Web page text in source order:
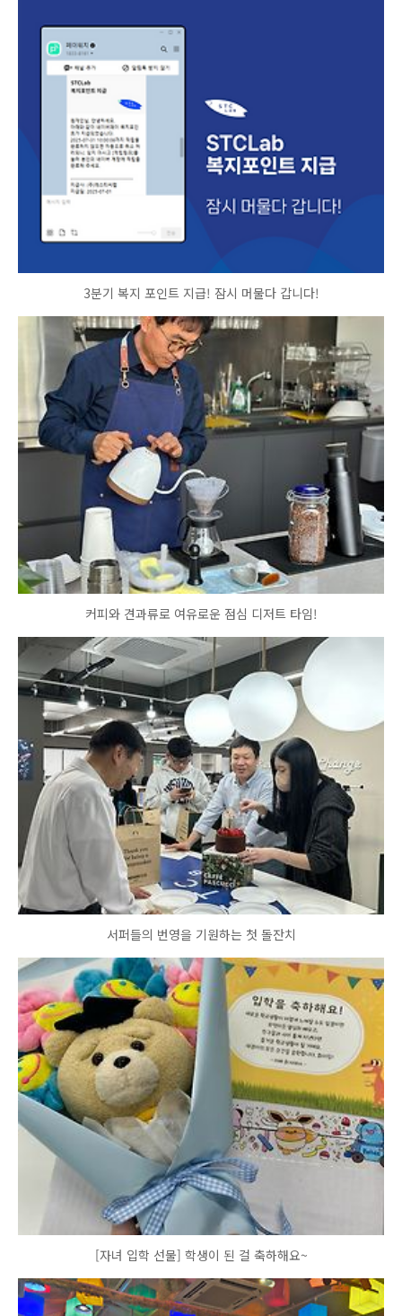
3분기 복지 포인트 지급! 잠시 머물다 갑니다!
커피와 견과류로 여유로운 점심 디저트 타임!
서퍼들의 번영을 기원하는 첫 돌잔치
[자녀 입학 선물] 학생이 된 걸 축하해요~